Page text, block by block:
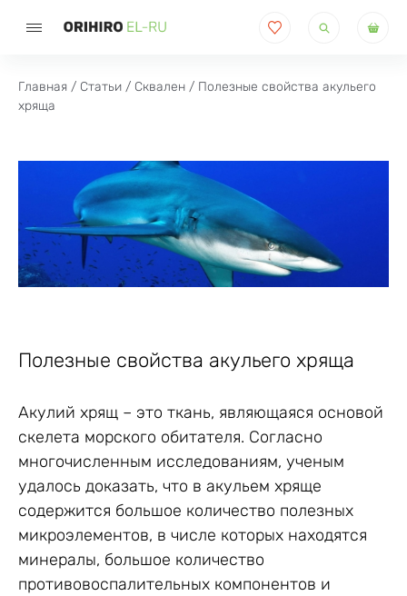
товаров
Главная / Статьи / Сквален / Полезные свойства акульего
хряща
Полезные свойства акульего хряща
Акулий хрящ – это ткань, являющаяся основой
скелета морского обитателя. Согласно
многочисленным исследованиям, ученым
удалось доказать, что в акульем хряще
содержится большое количество полезных
микроэлементов, в числе которых находятся
минералы, большое количество
противовоспалительных компонентов и